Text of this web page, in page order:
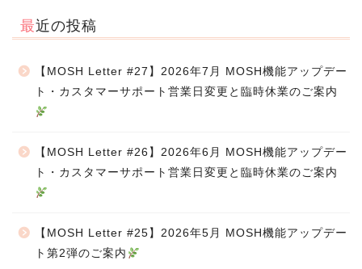
最近の投稿
【MOSH Letter #27】2026年7月 MOSH機能アップデー
ト・カスタマーサポート営業日変更と臨時休業のご案内
【MOSH Letter #26】2026年6月 MOSH機能アップデー
ト・カスタマーサポート営業日変更と臨時休業のご案内
【MOSH Letter #25】2026年5月 MOSH機能アップデー
ト第2弾のご案内